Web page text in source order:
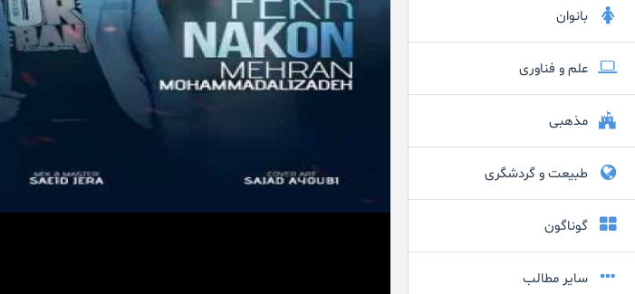
بانوان
علم و فناوری
مذهبی
طبیعت و گردشگری
گوناگون
سایر مطالب